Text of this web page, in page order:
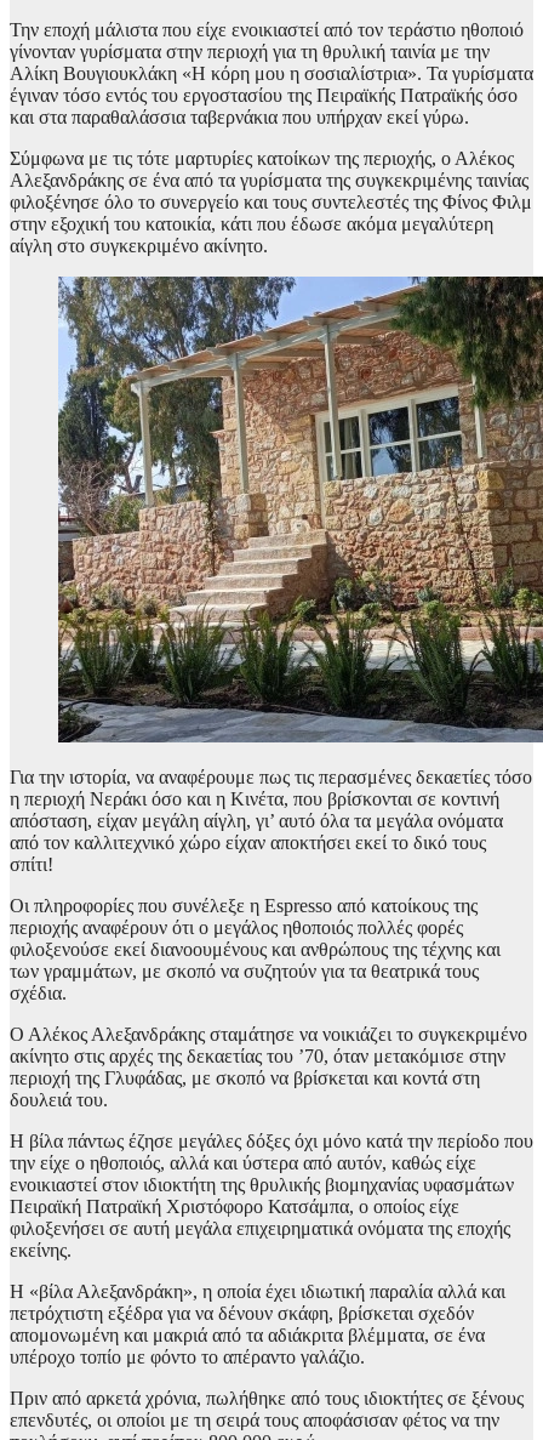
Την εποχή μάλιστα που είχε ενοικιαστεί από τον τεράστιο ηθοποιό
γίνονταν γυρίσματα στην περιοχή για τη θρυλική ταινία με την
Αλίκη Βουγιουκλάκη «Η κόρη μου η σοσιαλίστρια». Τα γυρίσματα
έγιναν τόσο εντός του εργοστασίου της Πειραϊκής Πατραϊκής όσο
και στα παραθαλάσσια ταβερνάκια που υπήρχαν εκεί γύρω.
Σύμφωνα με τις τότε μαρτυρίες κατοίκων της περιοχής, ο Αλέκος
Αλεξανδράκης σε ένα από τα γυρίσματα της συγκεκριμένης ταινίας
φιλοξένησε όλο το συνεργείο και τους συντελεστές της Φίνος Φιλμ
στην εξοχική του κατοικία, κάτι που έδωσε ακόμα μεγαλύτερη
αίγλη στο συγκεκριμένο ακίνητο.
Για την ιστορία, να αναφέρουμε πως τις περασμένες δεκαετίες τόσο
η περιοχή Νεράκι όσο και η Κινέτα, που βρίσκονται σε κοντινή
απόσταση, είχαν μεγάλη αίγλη, γι’ αυτό όλα τα μεγάλα ονόματα
από τον καλλιτεχνικό χώρο είχαν αποκτήσει εκεί το δικό τους
σπίτι!
Οι πληροφορίες που συνέλεξε η Espresso από κατοίκους της
περιοχής αναφέρουν ότι ο μεγάλος ηθοποιός πολλές φορές
φιλοξενούσε εκεί διανοουμένους και ανθρώπους της τέχνης και
των γραμμάτων, με σκοπό να συζητούν για τα θεατρικά τους
σχέδια.
Ο Αλέκος Αλεξανδράκης σταμάτησε να νοικιάζει το συγκεκριμένο
ακίνητο στις αρχές της δεκαετίας του ’70, όταν μετακόμισε στην
περιοχή της Γλυφάδας, με σκοπό να βρίσκεται και κοντά στη
δουλειά του.
Η βίλα πάντως έζησε μεγάλες δόξες όχι μόνο κατά την περίοδο που
την είχε ο ηθοποιός, αλλά και ύστερα από αυτόν, καθώς είχε
ενοικιαστεί στον ιδιοκτήτη της θρυλικής βιομηχανίας υφασμάτων
Πειραϊκή Πατραϊκή Χριστόφορο Κατσάμπα, ο οποίος είχε
φιλοξενήσει σε αυτή μεγάλα επιχειρηματικά ονόματα της εποχής
εκείνης.
Η «βίλα Αλεξανδράκη», η οποία έχει ιδιωτική παραλία αλλά και
πετρόχτιστη εξέδρα για να δένουν σκάφη, βρίσκεται σχεδόν
απομονωμένη και μακριά από τα αδιάκριτα βλέμματα, σε ένα
υπέροχο τοπίο με φόντο το απέραντο γαλάζιο.
Πριν από αρκετά χρόνια, πωλήθηκε από τους ιδιοκτήτες σε ξένους
επενδυτές, οι οποίοι με τη σειρά τους αποφάσισαν φέτος να την